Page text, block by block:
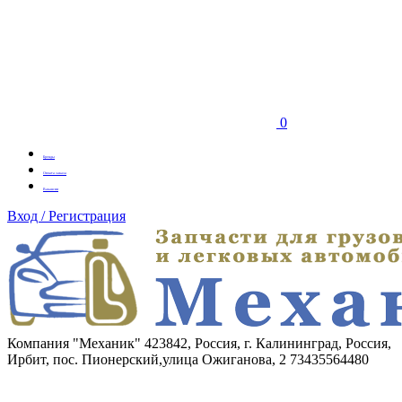
0
Бренды
Оплата заказа
Вакансии
Вход / Регистрация
Компания "Механик" 423842, Россия, г. Калининград, Россия,
Ирбит, пос. Пионерский,улица Ожиганова, 2 73435564480